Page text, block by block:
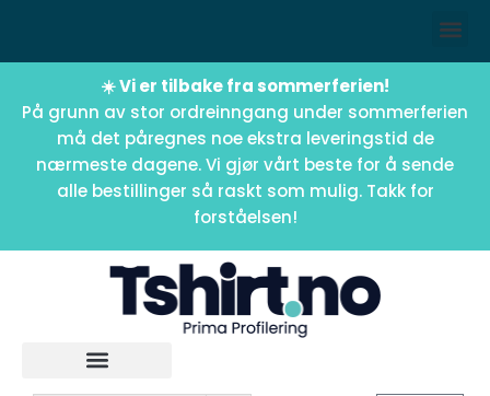
☀️ Vi er tilbake fra sommerferien!
På grunn av stor ordreinngang under sommerferien
må det påregnes noe ekstra leveringstid de
nærmeste dagene. Vi gjør vårt beste for å sende
alle bestillinger så raskt som mulig. Takk for
forståelsen!